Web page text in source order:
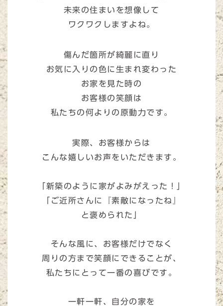
未来の住まいを想像して
ワクワクしますよね。
傷んだ箇所が綺麗に直り
お気に入りの色に生まれ変わった
お家を見た時の
お客様の笑顔は
私たちの何よりの原動力です。
実際、お客様からは
こんな嬉しいお声をいただきます。
「新築のように家がよみがえった！」
「ご近所さんに『素敵になったね』
と褒められた」
そんな風に、お客様だけでなく
周りの方まで笑顔にできることが、
私たちにとって一番の喜びです。
一軒一軒、自分の家を